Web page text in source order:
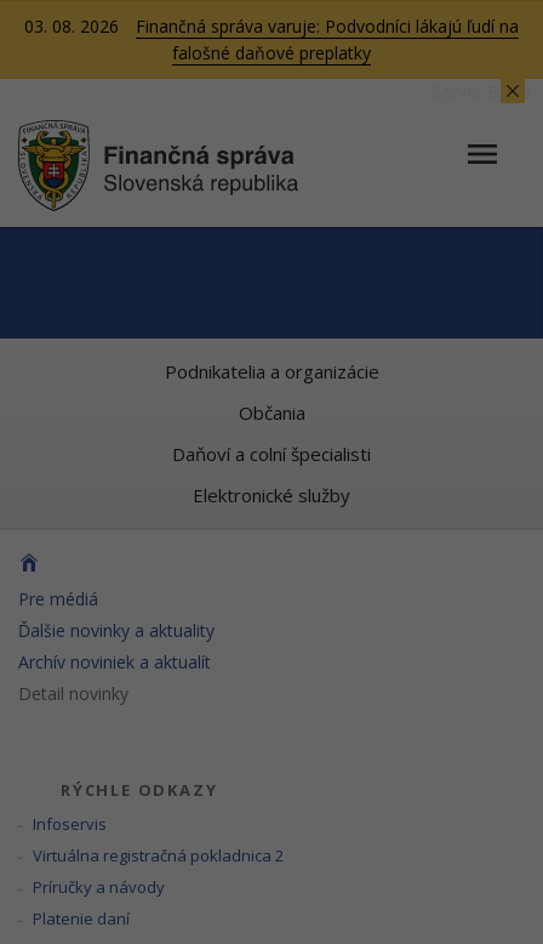
03. 08. 2026
Finančná správa varuje: Podvodníci lákajú ľudí na
falošné daňové preplatky
Server BB08
Podnikatelia a organizácie
Občania
Daňoví a colní špecialisti
Elektronické služby
Pre médiá
Ďalšie novinky a aktuality
Archív noviniek a aktualít
Detail novinky
RÝCHLE ODKAZY
Infoservis
Virtuálna registračná pokladnica 2
Príručky a návody
Platenie daní